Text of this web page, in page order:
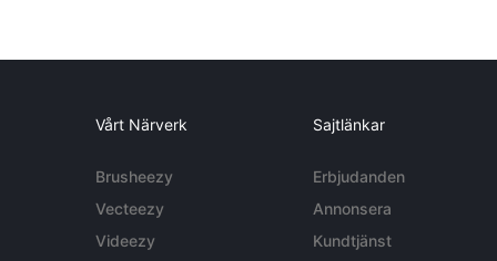
Vårt Närverk
Brusheezy
Vecteezy
Videezy
Sajtlänkar
Erbjudanden
Annonsera
Kundtjänst